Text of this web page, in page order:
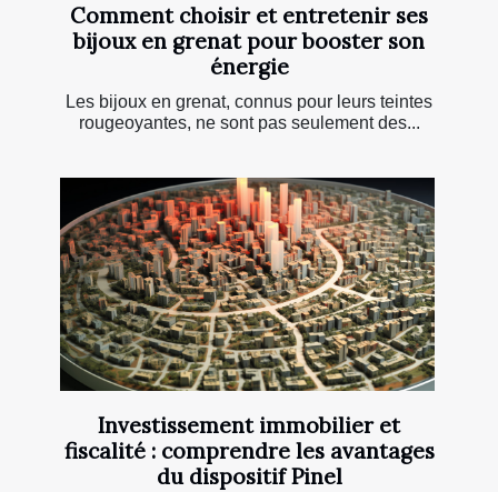
Comment choisir et entretenir ses
bijoux en grenat pour booster son
énergie
Les bijoux en grenat, connus pour leurs teintes
rougeoyantes, ne sont pas seulement des...
Investissement immobilier et
fiscalité : comprendre les avantages
du dispositif Pinel